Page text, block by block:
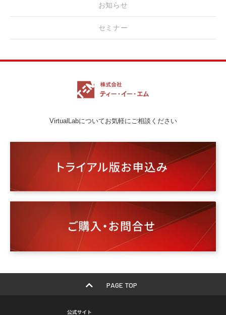
お知らせ
セミナー
VirtualLabについてお気軽にご相談ください
PAGE TOP